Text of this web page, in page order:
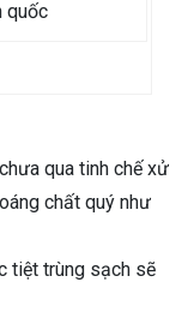
quốc
qua tinh chế xử
chất quý như
tiệt trùng sạch sẽ